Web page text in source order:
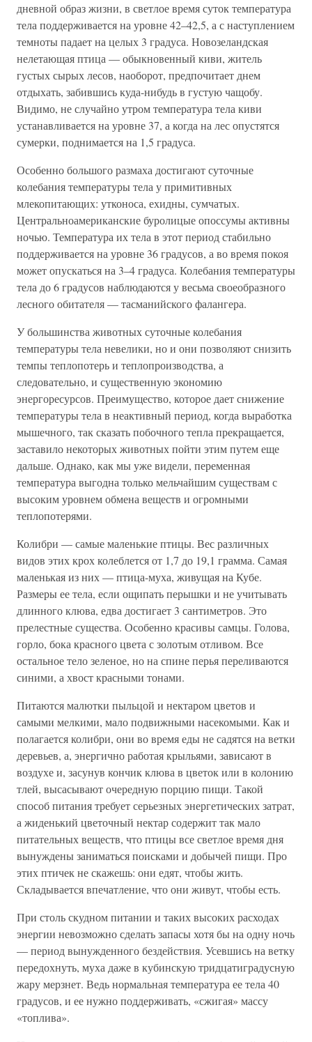
дневной образ жизни, в светлое время суток температура
тела поддерживается на уровне 42–42,5, а с наступлением
темноты падает на целых 3 градуса. Новозеландская
нелетающая птица — обыкновенный киви, житель
густых сырых лесов, наоборот, предпочитает днем
отдыхать, забившись куда-нибудь в густую чащобу.
Видимо, не случайно утром температура тела киви
устанавливается на уровне 37, а когда на лес опустятся
сумерки, поднимается на 1,5 градуса.
Особенно большого размаха достигают суточные
колебания температуры тела у примитивных
млекопитающих: утконоса, ехидны, сумчатых.
Центральноамериканские буролицые опоссумы активны
ночью. Температура их тела в этот период стабильно
поддерживается на уровне 36 градусов, а во время покоя
может опускаться на 3–4 градуса. Колебания температуры
тела до 6 градусов наблюдаются у весьма своеобразного
лесного обитателя — тасманийского фалангера.
У большинства животных суточные колебания
температуры тела невелики, но и они позволяют снизить
темпы теплопотерь и теплопроизводства, а
следовательно, и существенную экономию
энергоресурсов. Преимущество, которое дает снижение
температуры тела в неактивный период, когда выработка
мышечного, так сказать побочного тепла прекращается,
заставило некоторых животных пойти этим путем еще
дальше. Однако, как мы уже видели, переменная
температура выгодна только мельчайшим существам с
высоким уровнем обмена веществ и огромными
теплопотерями.
Колибри — самые маленькие птицы. Вес различных
видов этих крох колеблется от 1,7 до 19,1 грамма. Самая
маленькая из них — птица-муха, живущая на Кубе.
Размеры ее тела, если ощипать перышки и не учитывать
длинного клюва, едва достигает 3 сантиметров. Это
прелестные существа. Особенно красивы самцы. Голова,
горло, бока красного цвета с золотым отливом. Все
остальное тело зеленое, но на спине перья переливаются
синими, а хвост красными тонами.
Питаются малютки пыльцой и нектаром цветов и
самыми мелкими, мало подвижными насекомыми. Как и
полагается колибри, они во время еды не садятся на ветки
деревьев, а, энергично работая крыльями, зависают в
воздухе и, засунув кончик клюва в цветок или в колонию
тлей, высасывают очередную порцию пищи. Такой
способ питания требует серьезных энергетических затрат,
а жиденький цветочный нектар содержит так мало
питательных веществ, что птицы все светлое время дня
вынуждены заниматься поисками и добычей пищи. Про
этих птичек не скажешь: они едят, чтобы жить.
Складывается впечатление, что они живут, чтобы есть.
При столь скудном питании и таких высоких расходах
энергии невозможно сделать запасы хотя бы на одну ночь
— период вынужденного бездействия. Усевшись на ветку
передохнуть, муха даже в кубинскую тридцатиградусную
жару мерзнет. Ведь нормальная температура ее тела 40
градусов, и ее нужно поддерживать, «сжигая» массу
«топлива».